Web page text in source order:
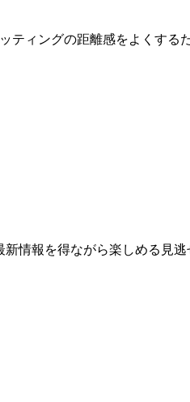
ティングの距離感をよくする
情報を得ながら楽しめる見逃